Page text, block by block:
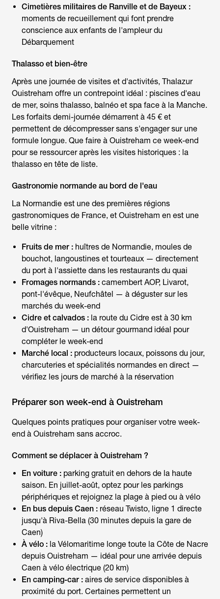
Cimetières militaires de Ranville et de Bayeux :
moments de recueillement qui font prendre
conscience aux enfants de l'ampleur du
Débarquement
Thalasso et bien-être
Après une journée de visites et d'activités, Thalazur
Ouistreham offre un contrepoint idéal : piscines d'eau
de mer, soins thalasso, balnéo et spa face à la Manche.
Les forfaits demi-journée démarrent à 45 € et
permettent de décompresser sans s'engager sur une
formule longue. Que faire à Ouistreham ce week-end
pour se ressourcer après les visites historiques : la
thalasso en tête de liste.
Gastronomie normande au bord de l'eau
La Normandie est une des premières régions
gastronomiques de France, et Ouistreham en est une
belle vitrine :
Fruits de mer : huîtres de Normandie, moules de
bouchot, langoustines et tourteaux — directement
du port à l'assiette dans les restaurants du quai
Fromages normands : camembert AOP, Livarot,
pont-l'évêque, Neufchâtel — à déguster sur les
marchés du week-end
Cidre et calvados : la route du Cidre est à 30 km
d'Ouistreham — un détour gourmand idéal pour
compléter le week-end
Marché local : producteurs locaux, poissons du jour,
charcuteries et spécialités normandes en direct —
vérifiez les jours de marché à la réservation
Préparer son week-end à Ouistreham
Quelques points pratiques pour organiser votre week-
end à Ouistreham sans accroc.
Comment se déplacer à Ouistreham ?
En voiture : parking gratuit en dehors de la haute
saison. En juillet-août, optez pour les parkings
périphériques et rejoignez la plage à pied ou à vélo
En bus depuis Caen : réseau Twisto, ligne 1 directe
jusqu'à Riva-Bella (30 minutes depuis la gare de
Caen)
À vélo : la Vélomaritime longe toute la Côte de Nacre
depuis Ouistreham — idéal pour une arrivée depuis
Caen à vélo électrique (20 km)
En camping-car : aires de service disponibles à
proximité du port. Certaines permettent un